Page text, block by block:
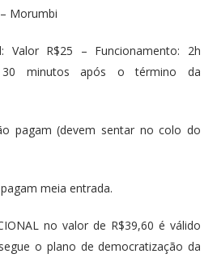
Morumbi
Valor R$25 – Funcionamento: 2h
minutos após o término da
pagam (devem sentar no colo do
meia entrada.
no valor de R$39,60 é válido
o plano de democratização da